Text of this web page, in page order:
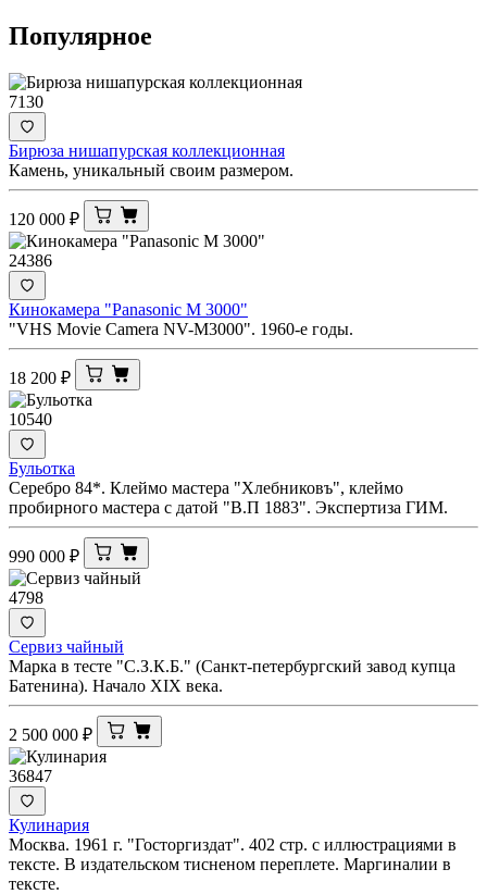
Популярное
7130
Бирюза нишапурская коллекционная
Камень, уникальный своим размером.
120 000 ₽
24386
Кинокамера "Panasonic M 3000"
"VHS Movie Camera NV-M3000". 1960-е годы.
18 200 ₽
10540
Бульотка
Серебро 84*. Клеймо мастера "Хлебниковъ", клеймо
пробирного мастера с датой "В.П 1883". Экспертиза ГИМ.
990 000 ₽
4798
Сервиз чайный
Марка в тесте "С.З.К.Б." (Санкт-петербургский завод купца
Батенина). Начало XIX века.
2 500 000 ₽
36847
Кулинария
Москва. 1961 г. "Госторгиздат". 402 стр. с иллюстрациями в
тексте. В издательском тисненом переплете. Маргиналии в
тексте.